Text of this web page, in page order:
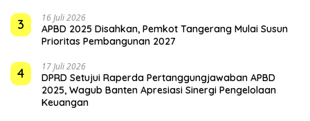
3 16 Juli 2026
APBD 2025 Disahkan, Pemkot Tangerang Mulai Susun
Prioritas Pembangunan 2027
4 17 Juli 2026
DPRD Setujui Raperda Pertanggungjawaban APBD
2025, Wagub Banten Apresiasi Sinergi Pengelolaan
Keuangan